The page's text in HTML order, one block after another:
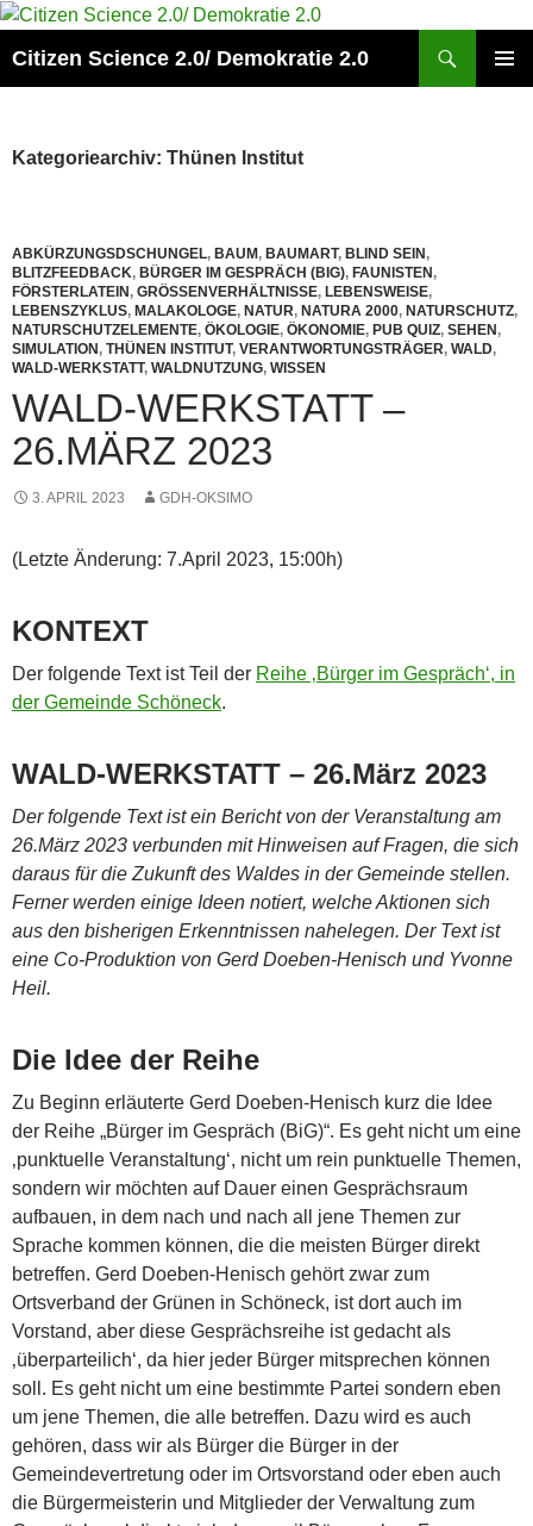
Zum
springen
Citizen Science 2.0/ Demokratie 2.0
Kategoriearchiv: Thünen Institut
ABKÜRZUNGSDSCHUNGEL, BAUM, BAUMART, BLIND SEIN,
BLITZFEEDBACK, BÜRGER IM GESPRÄCH (BIG), FAUNISTEN,
FÖRSTERLATEIN, GRÖSSENVERHÄLTNISSE , LEBENSWEISE,
LEBENSZYKLUS, MALAKOLOGE, NATUR, NATURA 2000, NATURSCHUTZ,
NATURSCHUTZELEMENTE, ÖKOLOGIE, ÖKONOMIE, PUB QUIZ, SEHEN,
SIMULATION, THÜNEN INSTITUT, VERANTWORTUNGSTRÄGER, WALD,
WALD-WERKSTATT, WALDNUTZUNG, WISSEN
WALD-WERKSTATT –
26.MÄRZ 2023
3. APRIL 2023 GDH-OKSIMO
(Letzte Änderung: 7.April 2023, 15:00h)
KONTEXT
Der folgende Text ist Teil der Reihe ‚Bürger im Gespräch‘, in
der Gemeinde Schöneck.
WALD-WERKSTATT – 26.März 2023
Der folgende Text ist ein Bericht von der Veranstaltung am
26.März 2023 verbunden mit Hinweisen auf Fragen, die sich
daraus für die Zukunft des Waldes in der Gemeinde stellen.
Ferner werden einige Ideen notiert, welche Aktionen sich
aus den bisherigen Erkenntnissen nahelegen. Der Text ist
eine Co-Produktion von Gerd Doeben-Henisch und Yvonne
Heil.
Die Idee der Reihe
Zu Beginn erläuterte Gerd Doeben-Henisch kurz die Idee
der Reihe „Bürger im Gespräch (BiG)“. Es geht nicht um eine
‚punktuelle Veranstaltung‘, nicht um rein punktuelle Themen,
sondern wir möchten auf Dauer einen Gesprächsraum
aufbauen, in dem nach und nach all jene Themen zur
Sprache kommen können, die die meisten Bürger direkt
betreffen. Gerd Doeben-Henisch gehört zwar zum
Ortsverband der Grünen in Schöneck, ist dort auch im
Vorstand, aber diese Gesprächsreihe ist gedacht als
‚überparteilich‘, da hier jeder Bürger mitsprechen können
soll. Es geht nicht um eine bestimmte Partei sondern eben
um jene Themen, die alle betreffen. Dazu wird es auch
gehören, dass wir als Bürger die Bürger in der
Gemeindevertretung oder im Ortsvorstand oder eben auch
die Bürgermeisterin und Mitglieder der Verwaltung zum